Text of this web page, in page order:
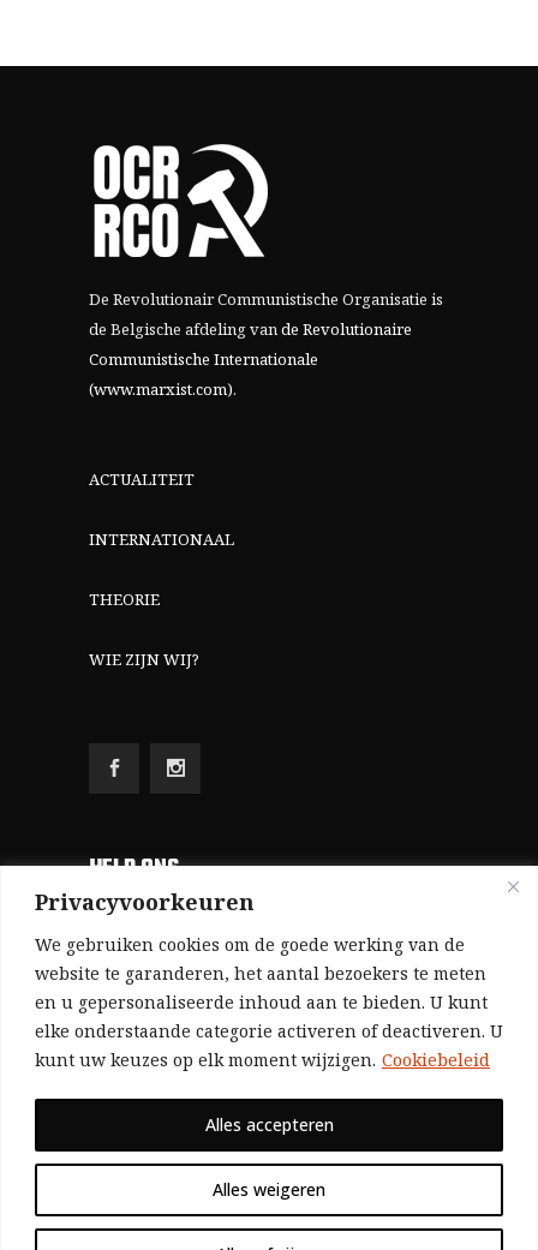
Privacyvoorkeuren
We gebruiken cookies om de goede werking van de
website te garanderen, het aantal bezoekers te meten
en u gepersonaliseerde inhoud aan te bieden. U kunt
elke onderstaande categorie activeren of deactiveren. U
kunt uw keuzes op elk moment wijzigen. Cookiebeleid
Alles weigeren
Alles accepteren
De Revolutionair Communistische Organisatie is
de Belgische afdeling van de Revolutionaire
Communistische Internationale
(www.marxist.com).
ACTUALITEIT
INTERNATIONAAL
THEORIE
WIE ZIJN WIJ?
HELP ONS
Aangezien we volledig zelf gefinancierd zijn
(zonder subsidies, zonder commerciële
advertenties en zonder rijke sponsors), zijn we
voor de publicatie van ons tijdschrift uitsluitend
afhankelijk van de financiële steun van onze
Bij voorbaat dank voor uw solidariteit.